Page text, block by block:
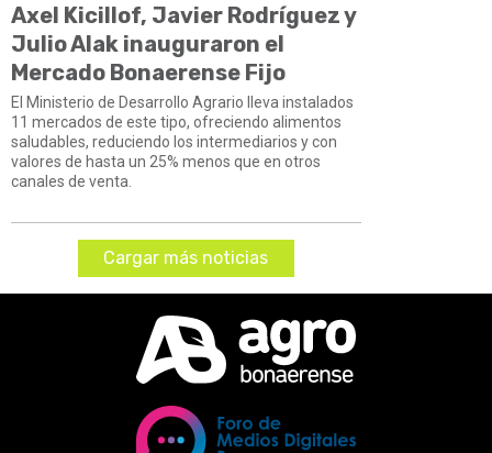
Axel Kicillof, Javier Rodríguez y
Julio Alak inauguraron el
Mercado Bonaerense Fijo
El Ministerio de Desarrollo Agrario lleva instalados
11 mercados de este tipo, ofreciendo alimentos
saludables, reduciendo los intermediarios y con
valores de hasta un 25% menos que en otros
canales de venta.
Cargar más noticias